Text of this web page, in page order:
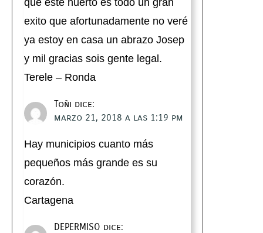
que este huerto es todo un gran
exito que afortunadamente no veré
ya estoy en casa un abrazo Josep
y mil gracias sois gente legal.
Terele – Ronda
Toñi dice:
marzo 21, 2018 a las 1:19 pm
Hay municipios cuanto más
pequeños más grande es su
corazón.
Cartagena
DEPERMISO dice: